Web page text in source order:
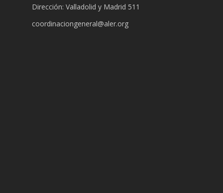
Dirección: Valladolid y Madrid 511
coordinaciongeneral@aler.org